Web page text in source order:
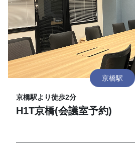
京橋駅
京橋駅より徒歩2分
H1T京橋(会議室予約)